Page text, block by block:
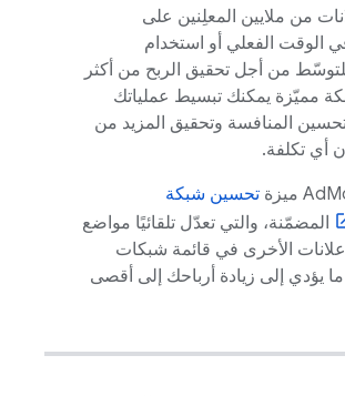
من ملايين المعلِنين على
من أجل تحقيق الربح من أكثر
شبكة مميّزة يمكنك تبسيط عملياتك
وتحسين المنافسة وتحقيق المزيد من
أي تكلفة.
ميزة تحسين شبكة
المضمّنة، والتي تعدّل تلقائيًا مواضع
الأخرى في قائمة شبكات
ما يؤدي إلى زيادة أرباحك إلى أقصى